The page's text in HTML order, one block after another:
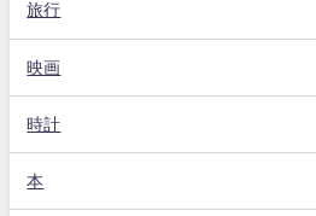
旅行
映画
時計
本